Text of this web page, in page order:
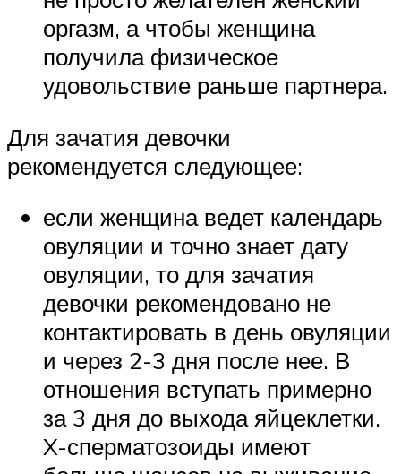
оргазм, а чтобы женщина
получила физическое
удовольствие раньше партнера.
Для зачатия девочки
рекомендуется следующее:
если женщина ведет календарь
овуляции и точно знает дату
овуляции, то для зачатия
девочки рекомендовано не
контактировать в день овуляции
и через 2-3 дня после нее. В
отношения вступать примерно
за 3 дня до выхода яйцеклетки.
X-сперматозоиды имеют